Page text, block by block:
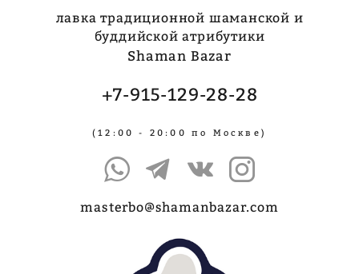
лавка традиционной шаманской и
буддийской атрибутики
Shaman Bazar
+7-915-129-28-28
(12:00 - 20:00 по Москве)
masterbo@shamanbazar.com